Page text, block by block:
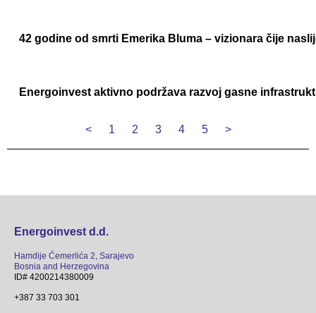
42 godine od smrti Emerika Bluma – vizionara čije
Energoinvest aktivno podržava razvoj gasne
< 1 2 3 4 5 >
Energoinvest d.d.
Hamdije Ćemerlića 2, Sarajevo
Bosnia and Herzegovina
ID# 4200214380009
+387 33 703 301